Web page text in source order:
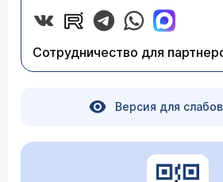
Сотрудничество для
Версия для